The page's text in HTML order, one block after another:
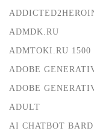
ADMDK.RU
ADMTOKI.RU 1500
ADOBE
ADOBE
ADULT
AI CHATBOT